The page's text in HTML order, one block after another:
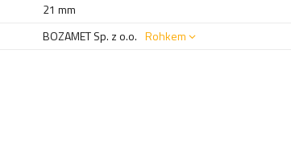
21 mm
BOZAMET Sp. z o.o. Rohkem